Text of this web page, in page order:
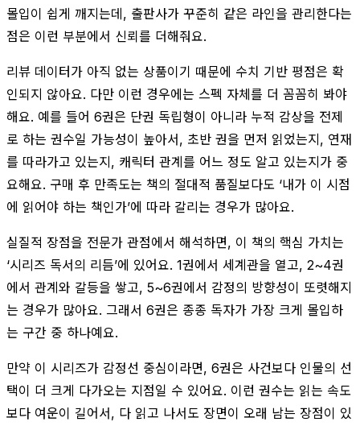
몰입이 쉽게 깨지는데, 출판사가 꾸준히 같은 라인을 관리한다는
점은 이런 부분에서 신뢰를 더해줘요.
리뷰 데이터가 아직 없는 상품이기 때문에 수치 기반 평점은 확
인되지 않아요. 다만 이런 경우에는 스펙 자체를 더 꼼꼼히 봐야
해요. 예를 들어 6권은 단권 독립형이 아니라 누적 감상을 전제
로 하는 권수일 가능성이 높아서, 초반 권을 먼저 읽었는지, 연재
를 따라가고 있는지, 캐릭터 관계를 어느 정도 알고 있는지가 중
요해요. 구매 후 만족도는 책의 절대적 품질보다도 ‘내가 이 시점
에 읽어야 하는 책인가’에 따라 갈리는 경우가 많아요.
실질적 장점을 전문가 관점에서 해석하면, 이 책의 핵심 가치는
‘시리즈 독서의 리듬’에 있어요. 1권에서 세계관을 열고, 2~4권
에서 관계와 갈등을 쌓고, 5~6권에서 감정의 방향성이 또렷해지
는 경우가 많아요. 그래서 6권은 종종 독자가 가장 크게 몰입하
는 구간 중 하나예요.
만약 이 시리즈가 감정선 중심이라면, 6권은 사건보다 인물의 선
택이 더 크게 다가오는 지점일 수 있어요. 이런 권수는 읽는 속도
보다 여운이 길어서, 다 읽고 나서도 장면이 오래 남는 장점이 있